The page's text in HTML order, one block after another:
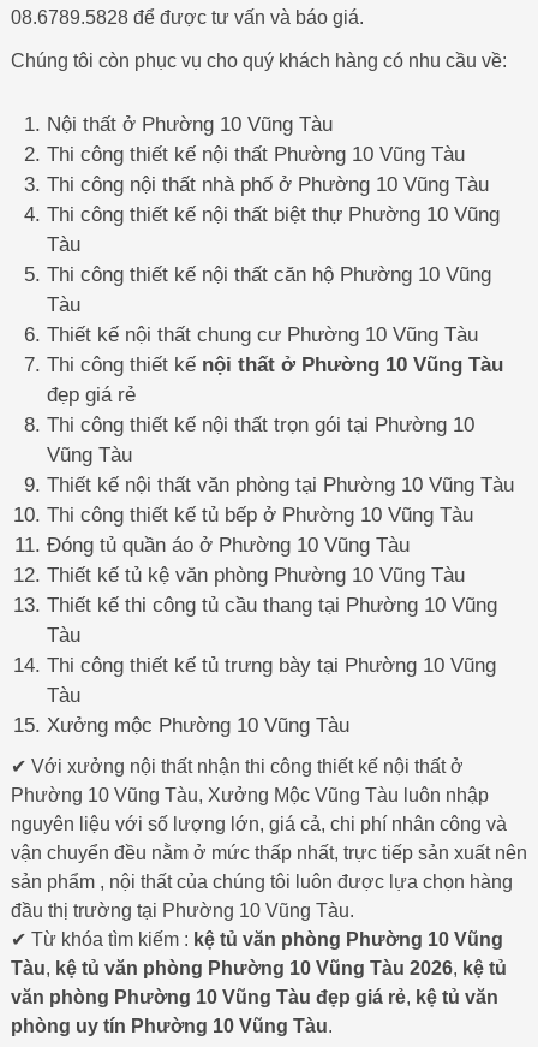
08.6789.5828 để được tư vấn và báo giá.
Chúng tôi còn phục vụ cho quý khách hàng có nhu cầu về:
Nội thất ở Phường 10 Vũng Tàu
Thi công thiết kế nội thất Phường 10 Vũng Tàu
Thi công nội thất nhà phố ở Phường 10 Vũng Tàu
Thi công thiết kế nội thất biệt thự Phường 10 Vũng
Tàu
Thi công thiết kế nội thất căn hộ Phường 10 Vũng
Tàu
Thiết kế nội thất chung cư Phường 10 Vũng Tàu
Thi công thiết kế nội thất ở Phường 10 Vũng Tàu
đẹp giá rẻ
Thi công thiết kế nội thất trọn gói tại Phường 10
Vũng Tàu
Thiết kế nội thất văn phòng tại Phường 10 Vũng Tàu
Thi công thiết kế tủ bếp ở Phường 10 Vũng Tàu
Đóng tủ quần áo ở Phường 10 Vũng Tàu
Thiết kế tủ kệ văn phòng Phường 10 Vũng Tàu
Thiết kế thi công tủ cầu thang tại Phường 10 Vũng
Tàu
Thi công thiết kế tủ trưng bày tại Phường 10 Vũng
Tàu
Xưởng mộc Phường 10 Vũng Tàu
✔ Với xưởng nội thất nhận thi công thiết kế nội thất ở
Phường 10 Vũng Tàu, Xưởng Mộc Vũng Tàu luôn nhập
nguyên liệu với số lượng lớn, giá cả, chi phí nhân công và
vận chuyển đều nằm ở mức thấp nhất, trực tiếp sản xuất nên
sản phẩm , nội thất của chúng tôi luôn được lựa chọn hàng
đầu thị trường tại Phường 10 Vũng Tàu.
✔ Từ khóa tìm kiếm : kệ tủ văn phòng Phường 10 Vũng
Tàu, kệ tủ văn phòng Phường 10 Vũng Tàu 2026, kệ tủ
văn phòng Phường 10 Vũng Tàu đẹp giá rẻ, kệ tủ văn
phòng uy tín Phường 10 Vũng Tàu.